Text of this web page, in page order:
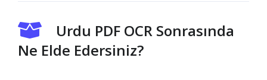
Urdu PDF OCR Sonrasında
Ne Elde Edersiniz?